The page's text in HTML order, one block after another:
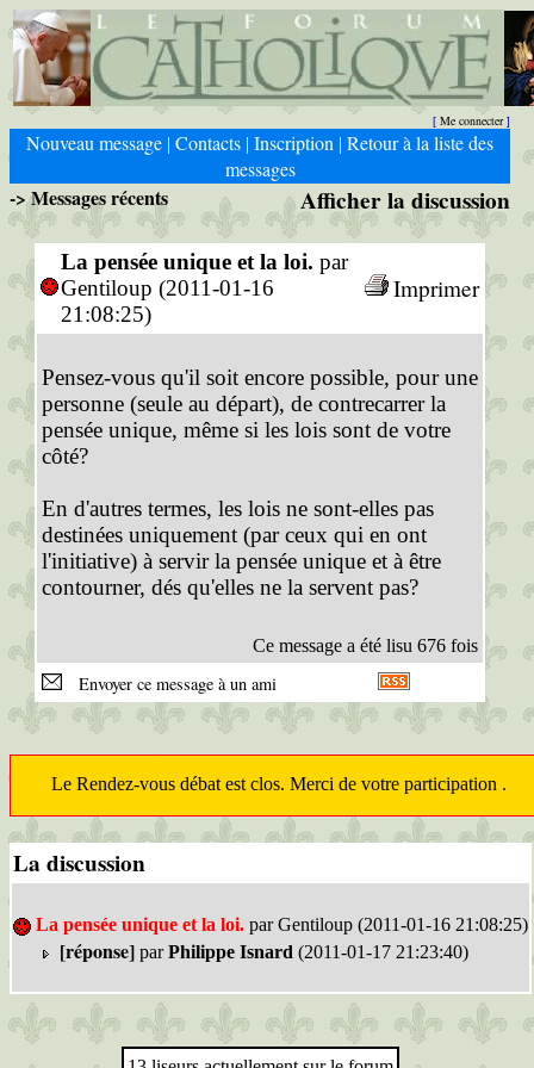
[ Me connecter]
Nouveau message | Contacts | Inscription | Retour à la liste des
messages
-> Messages récents Afficher la discussion
La pensée unique et la loi. par
Gentiloup (2011-01-16
21:08:25)
Imprimer
Pensez-vous qu'il soit encore possible, pour une
personne (seule au départ), de contrecarrer la
pensée unique, même si les lois sont de votre
côté?
En d'autres termes, les lois ne sont-elles pas
destinées uniquement (par ceux qui en ont
l'initiative) à servir la pensée unique et à être
contourner, dés qu'elles ne la servent pas?
Ce message a été lisu 676 fois
Envoyer ce message à un ami
Le Rendez-vous débat est clos. Merci de votre participation .
La discussion
La pensée unique et la loi. par Gentiloup (2011-01-16 21:08:25)
[réponse] parPhilippe Isnard (2011-01-17 21:23:40)